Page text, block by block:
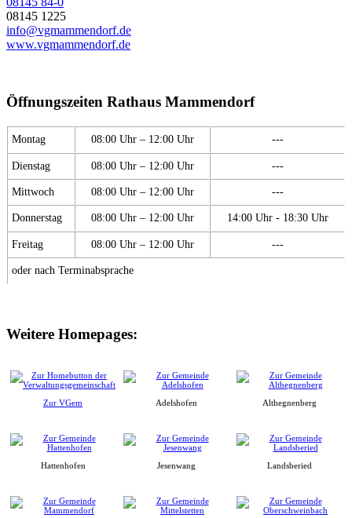
08145 1225
info@vgmammendorf.de
www.vgmammendorf.de
Öffnungszeiten Rathaus Mammendorf
Montag 08:00 Uhr – 12:00 Uhr ---
Dienstag 08:00 Uhr – 12:00 Uhr ---
Mittwoch 08:00 Uhr – 12:00 Uhr ---
Donnerstag 08:00 Uhr – 12:00 Uhr 14:00 Uhr - 18:30 Uhr
Freitag 08:00 Uhr – 12:00 Uhr ---
oder nach Terminabsprache
Weitere Homepages:
Zur VGem Adelshofen Althegnenberg
Hattenhofen Jesenwang Landsberied